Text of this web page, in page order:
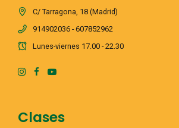
C/ Tarragona, 18 (Madrid)
914902036 - 607852962
Lunes-viernes 17.00 - 22.30
Clases